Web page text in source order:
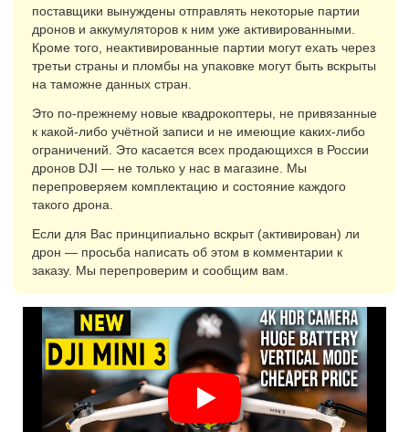
поставщики вынуждены отправлять некоторые партии
дронов и аккумуляторов к ним уже активированными.
Кроме того, неактивированные партии могут ехать через
третьи страны и пломбы на упаковке могут быть вскрыты
на таможне данных стран.
Это по-прежнему новые квадрокоптеры, не привязанные
к какой-либо учётной записи и не имеющие каких-либо
ограничений. Это касается всех продающихся в России
дронов DJI — не только у нас в магазине. Мы
перепроверяем комплектацию и состояние каждого
такого дрона.
Если для Вас принципиально вскрыт (активирован) ли
дрон — просьба написать об этом в комментарии к
заказу. Мы перепроверим и сообщим вам.